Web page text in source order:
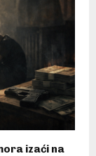
izaći na